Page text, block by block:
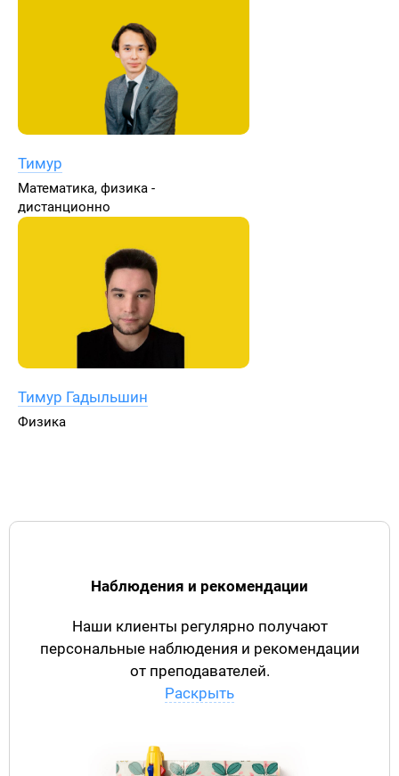
Тимур
Математика, физика -
дистанционно
Тимур Гадыльшин
Физика
Наблюдения и рекомендации
Наши клиенты регулярно получают
персональные наблюдения и рекомендации
от преподавателей.
Раскрыть